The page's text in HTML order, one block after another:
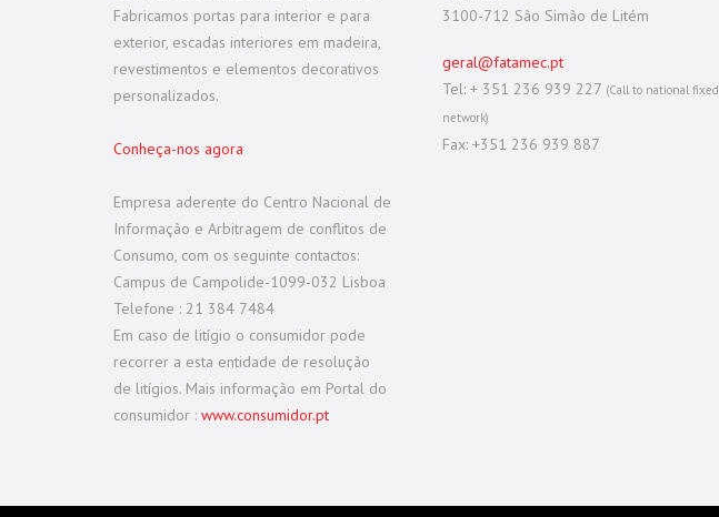
Fabricamos portas para interior e para
exterior, escadas interiores em madeira,
revestimentos e elementos decorativos
personalizados.
Conheça-nos agora
Empresa aderente do Centro Nacional de
Informação e Arbitragem de conflitos de
Consumo, com os seguinte contactos:
Campus de Campolide-1099-032 Lisboa
Telefone : 21 384 7484
Em caso de litígio o consumidor pode
recorrer a esta entidade de resolução
de litígios. Mais informação em Portal do
consumidor : www.consumidor.pt
3100-712 São Simão de Litém
geral@fatamec.pt
Tel: + 351 236 939 227 (Call to national fixed
network)
Fax: +351 236 939 887